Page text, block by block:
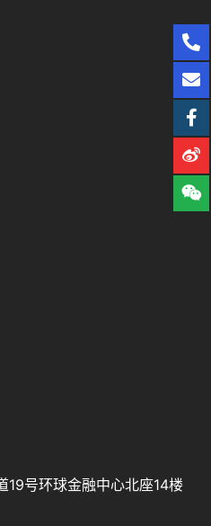
19号环球金融中心北座14楼